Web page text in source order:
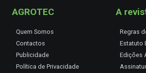
AGROTEC
Quem Somos
Contactos
Publicidade
Política de Privacidade
A
Regras
Estatuto
Edições